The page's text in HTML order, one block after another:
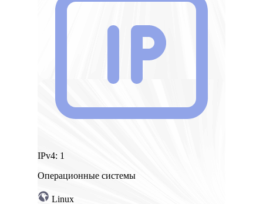
IPv4: 1
Операционные системы
Linux